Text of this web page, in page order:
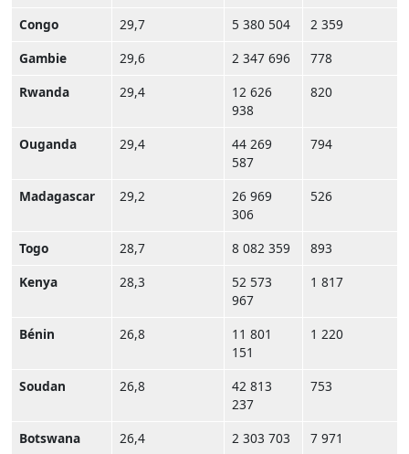
Congo 29,7 5 380 504
2 359
Gambie
29,6 2 347 696
778
Rwanda
29,4
12 626
938
820
Ouganda 29,4
44 269
587
794
Madagascar 29,2
26 969
306
526
Togo 28,7 8 082 359
893
Kenya
28,3
52 573
967
1 817
Bénin 26,8
11 801
151
1 220
Soudan 26,8
42 813
237
753
Botswana 26,4 2 303 703
7 971